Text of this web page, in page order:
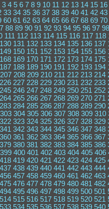
3 4 5 6 7 8 9 10 11 12 13 14 15 16
33 34 35 36 37 38 39 40 41 42 43
60 61 62 63 64 65 66 67 68 69 70
88 89 90 91 92 93 94 95 96 97 98
111 112 113 114 115 116 117 118
130 131 132 133 134 135 136 137
149 150 151 152 153 154 155 156
168 169 170 171 172 173 174 175
187 188 189 190 191 192 193 194
207 208 209 210 211 212 213 214
226 227 228 229 230 231 232 233
245 246 247 248 249 250 251 252
264 265 266 267 268 269 270 271
283 284 285 286 287 288 289 290
303 304 305 306 307 308 309 310
322 323 324 325 326 327 328 329
341 342 343 344 345 346 347 348
360 361 362 363 364 365 366 367
379 380 381 382 383 384 385 386
399 400 401 402 403 404 405 406
418 419 420 421 422 423 424 425
437 438 439 440 441 442 443 444
456 457 458 459 460 461 462 463
475 476 477 478 479 480 481 482
494 495 496 497 498 499 500 501
514 515 516 517 518 519 520 521
533 534 535 536 537 538 539 540